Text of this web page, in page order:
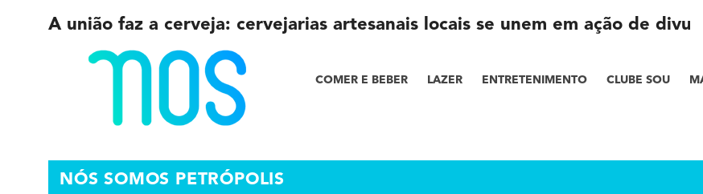
COMER E BEBER LAZER ENTRETENIMENTO CLUBE SOU
A união faz a cerveja: cervejarias artesanais locais se unem em ação de
NÓS SOMOS PETRÓPOLIS